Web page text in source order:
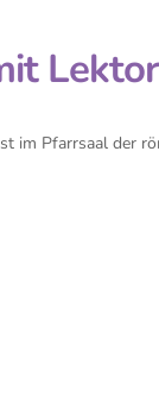
im Pfarrsaal der